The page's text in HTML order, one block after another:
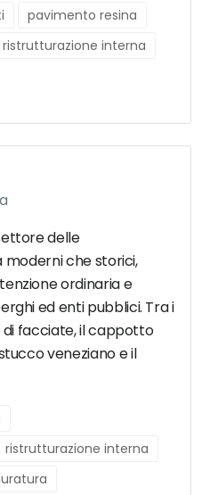
pavimento resina
ristrutturazione interna
delle
moderni che storici,
ordinaria e
ed enti pubblici. Tra i
facciate, il cappotto
veneziano e il
ristrutturazione interna